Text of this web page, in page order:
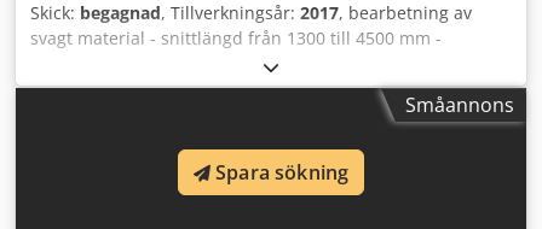
Skick: begagnad, Tillverkningsår: 2017, bearbetning av
svagt material - snittlängd från 1300 till 4500 mm -
stockdiameter från 130 till 350 mm - 100 m³ per
skiftproduktion - total installerad effekt: 230 kW.
Småannons
Spara sökning